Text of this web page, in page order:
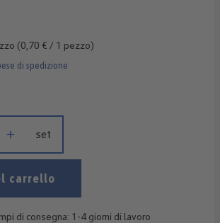
(0,70 € / 1 pezzo)
di spedizione
set
carrello
di consegna: 1-4 giorni di lavoro